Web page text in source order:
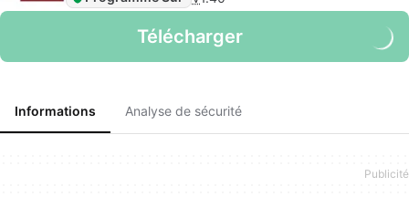
Télécharger
Informations Analyse de sécurité